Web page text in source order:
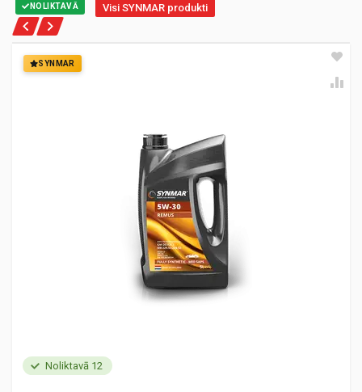
NOLIKTAVĀ Visi SYNMAR produkti
SYNMAR
Noliktavā 12